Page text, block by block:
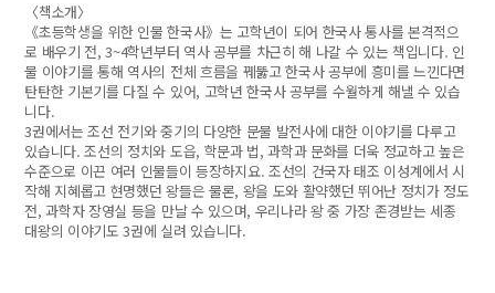
〈책소개〉
《초등학생을 위한 인물 한국사》는 고학년이 되어 한국사 통사를 본격적으
로 배우기 전, 3~4학년부터 역사 공부를 차근히 해 나갈 수 있는 책입니다. 인
물 이야기를 통해 역사의 전체 흐름을 꿰뚫고 한국사 공부에 흥미를 느낀다면
탄탄한 기본기를 다질 수 있어, 고학년 한국사 공부를 수월하게 해낼 수 있습
니다.
3권에서는 조선 전기와 중기의 다양한 문물 발전사에 대한 이야기를 다루고
있습니다. 조선의 정치와 도읍, 학문과 법, 과학과 문화를 더욱 정교하고 높은
수준으로 이끈 여러 인물들이 등장하지요. 조선의 건국자 태조 이성계에서 시
작해 지혜롭고 현명했던 왕들은 물론, 왕을 도와 활약했던 뛰어난 정치가 정도
전, 과학자 장영실 등을 만날 수 있으며, 우리나라 왕 중 가장 존경받는 세종
대왕의 이야기도 3권에 실려 있습니다.